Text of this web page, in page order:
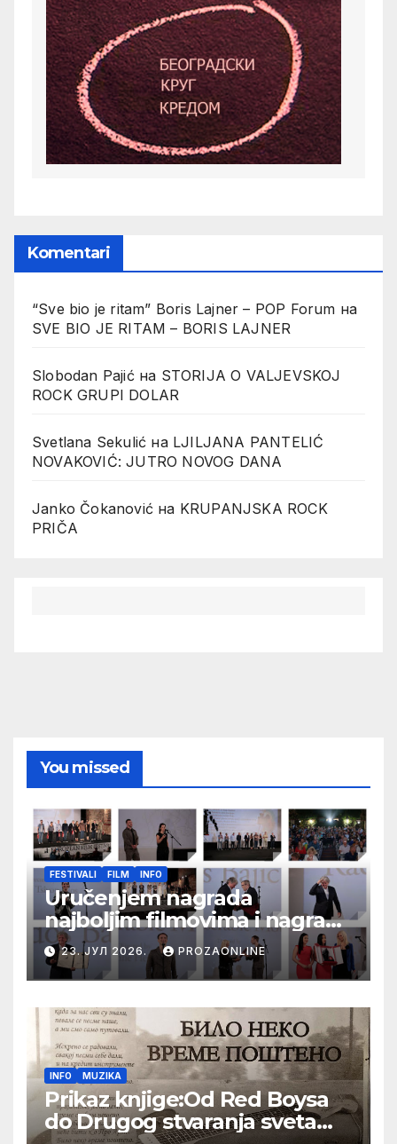
Komentari
“Sve bio je ritam” Boris Lajner – POP Forum на
SVE BIO JE RITAM – BORIS LAJNER
Slobodan Pajićна STORIJA O VALJEVSKOJ
ROCK GRUPI DOLAR
Svetlana Sekulić на LJILJANA PANTELIĆ
NOVAKOVIĆ: JUTRO NOVOG DANA
Janko Čokanović на KRUPANJSKA ROCK
PRIČA
You missed
FESTIVALI FILM INFO
Uručenjem nagrada
najboljim filmovima i nagrade
„Aleksandar Lifka“ Radošu
Bajiću svečano zatvoren 33.
Festival evropskog filma Palić
23. ЈУЛ 2026. PROZAONLINE
INFO MUZIKA
Prikaz knjige:Od Red Boysa
do Drugog stvaranja sveta